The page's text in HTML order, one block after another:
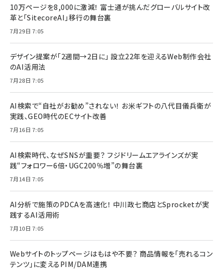
10万ページを8,000に激減！ 富士通が挑んだグローバルサイト改
革と「SitecoreAI」移行の舞台裏
7月29日 7:05
デザイン提案が「2週間→2日に」 設立22年を迎えるWeb制作会社
のAI活用法
7月28日 7:05
AI検索で“自社がお勧め”されない！ お米ギフトの八代目儀兵衛が
実践、GEO時代のECサイト改善
7月16日 7:05
AI検索時代、なぜSNSが重要？ フジドリームエアラインズが実
践“フォロワー6倍・UGC200％増”の舞台裏
7月14日 7:05
AI分析で施策のPDCAを高速化！ 中川政七商店とSprocketが実
践するAI活用術
7月10日 7:05
Webサイトのトップページはもはや不要？ 商品情報を「売れるコン
テンツ」に変えるPIM/DAM連携